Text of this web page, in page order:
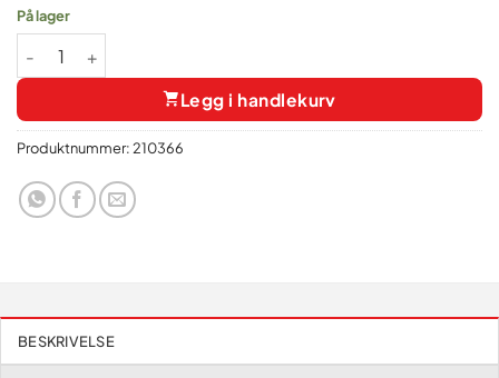
På lager
Legg i handlekurv
Produktnummer:210366
BESKRIVELSE